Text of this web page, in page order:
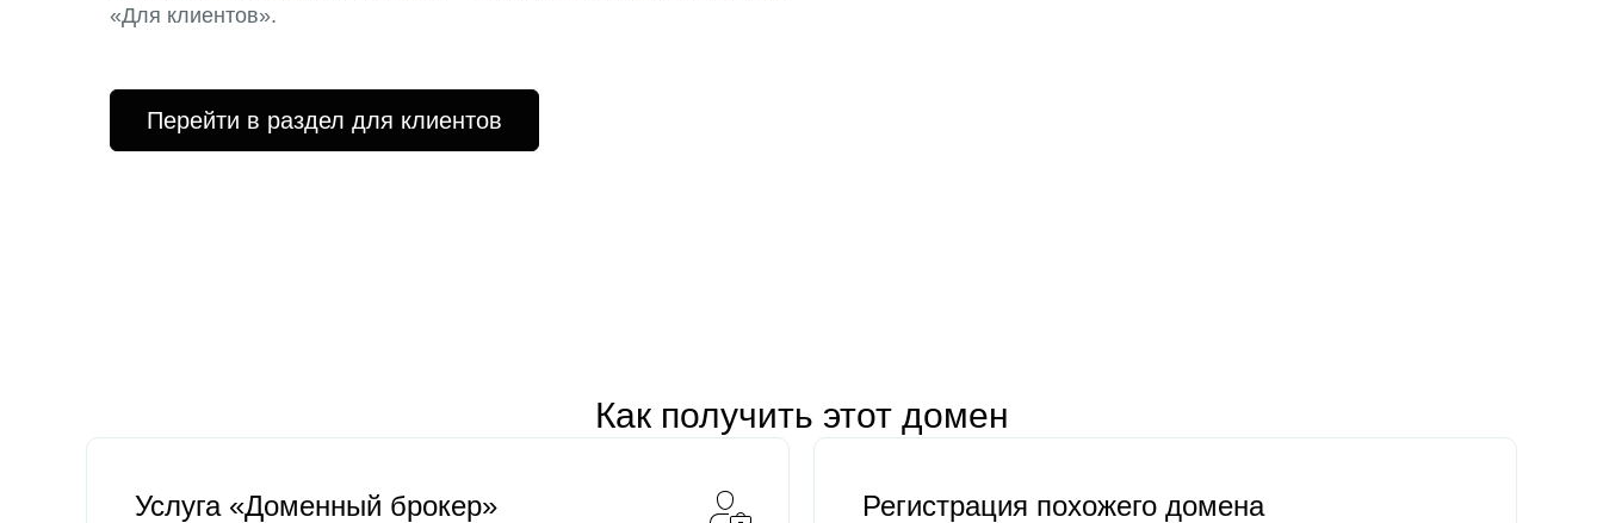
«Для клиентов».
Перейти в раздел для клиентов
Как получить этот домен
Услуга «Доменный брокер» Регистрация похожего домена